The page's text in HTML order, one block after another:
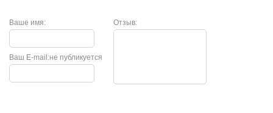
Ваше имя: Отзыв:
не публикуется
Ваш E-mail: